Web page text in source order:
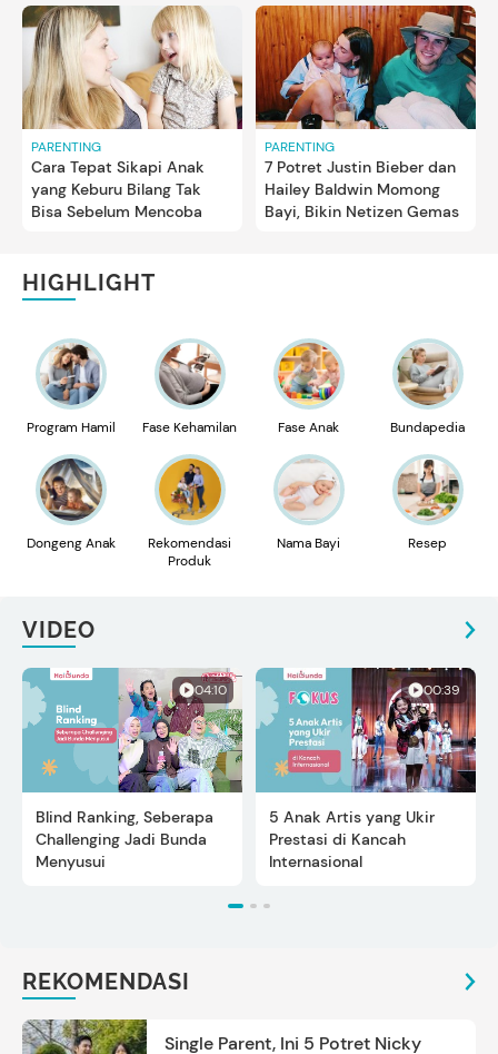
PARENTING
Cara Tepat Sikapi Anak
yang Keburu Bilang Tak
Bisa Sebelum Mencoba
PARENTING
7 Potret Justin Bieber dan
Hailey Baldwin Momong
Bayi, Bikin Netizen Gemas
HIGHLIGHT
Program Hamil Fase Kehamilan Fase Anak Bundapedia
Dongeng Anak
Rekomendasi
Produk
Nama Bayi Resep
VIDEO
04:10
Blind Ranking, Seberapa
Challenging Jadi Bunda
Menyusui
00:39
5 Anak Artis yang Ukir
Prestasi di Kancah
Internasional
REKOMENDASI
Single Parent, Ini 5 Potret Nicky